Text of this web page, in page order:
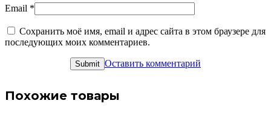
Email *
Сохранить моё имя, email и адрес сайта в этом браузере для
последующих моих комментариев.
Оставить комментарий
Похожие товары